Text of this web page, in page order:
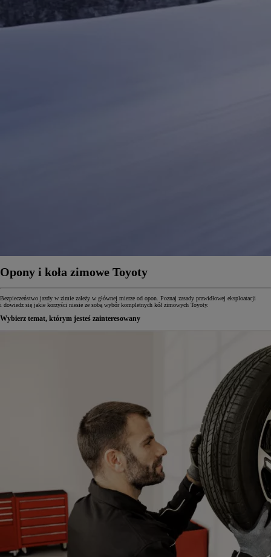
Opony i koła zimowe Toyoty
Bezpieczeństwo jazdy w zimie zależy w głównej mierze od opon. Poznaj zasady prawidłowej eksploatacji
i dowiedz się jakie korzyści niesie ze sobą wybór kompletnych kół zimowych Toyoty.
Wybierz temat, którym jesteś zainteresowany